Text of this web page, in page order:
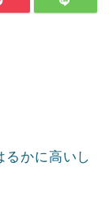
るかに高いし